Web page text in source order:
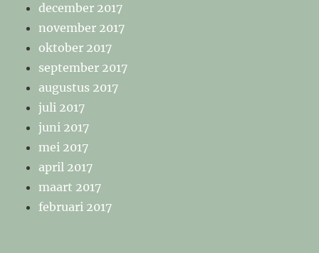
december 2017
november 2017
oktober 2017
september 2017
augustus 2017
juli 2017
juni 2017
mei 2017
april 2017
maart 2017
februari 2017